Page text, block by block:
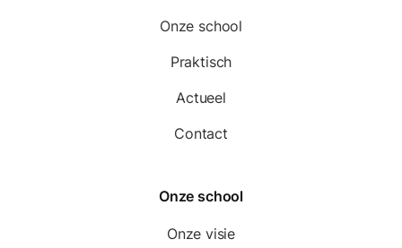
Onze school
Praktisch
Actueel
Contact
Onze school
Onze visie